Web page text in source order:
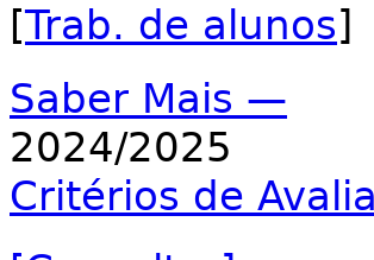
[Trab. de alunos]
Saber Mais —
2024/2025
Critérios de